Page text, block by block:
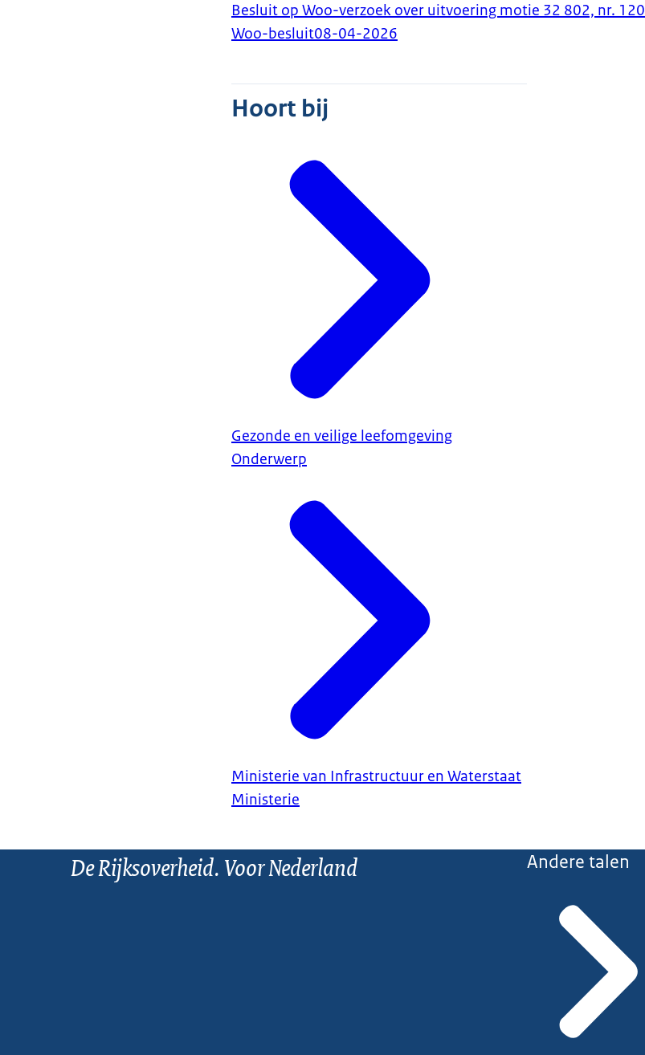
Besluit op Woo-verzoek over uitvoering motie 32 802, nr. 120
Woo-besluit08-04-2026
Hoort bij
Gezonde en veilige leefomgeving
Onderwerp
Ministerie van Infrastructuur en Waterstaat
Ministerie
De Rijksoverheid. Voor Nederland Andere talen